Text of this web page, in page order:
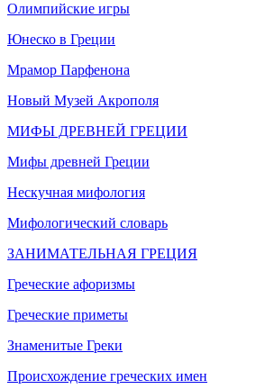
Олимпийские игры
Юнеско в Греции
Мрамор Парфенона
Новый Музей Акрополя
МИФЫ ДРЕВНЕЙ ГРЕЦИИ
Мифы древней Греции
Нескучная мифология
Мифологический словарь
ЗАНИМАТЕЛЬНАЯ ГРЕЦИЯ
Греческие афоризмы
Греческие приметы
Знаменитые Греки
Происхождение греческих имен